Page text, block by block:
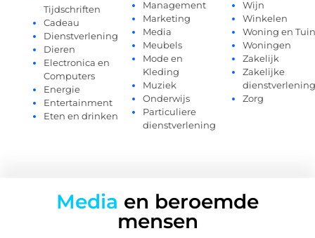
Tijdschriften
Cadeau
Dienstverlening
Dieren
Electronica en
Computers
Energie
Entertainment
Eten en drinken
Management
Marketing
Media
Meubels
Mode en
Kleding
Muziek
Onderwijs
Particuliere
dienstverlening
Wijn
Winkelen
Woning en Tuin
Woningen
Zakelijk
Zakelijke
dienstverlening
Zorg
Media en beroemde
mensen